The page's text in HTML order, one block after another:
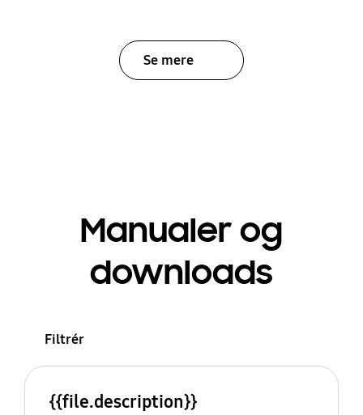
Se mere
Manualer og
downloads
Filtrér
{{file.description}}